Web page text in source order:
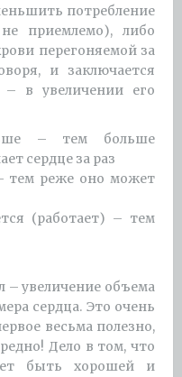
потребление
приемлемо), либо
перегоняемой за
и заключается
– в увеличении его
– тем больше
сердце за раз
тем реже оно может
(работает) – тем
– увеличение объема
сердца. Это очень
весьма полезно,
Дело в том, что
быть хорошей и